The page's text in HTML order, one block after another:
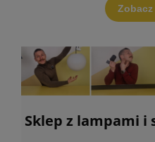
Sklep z lampami i